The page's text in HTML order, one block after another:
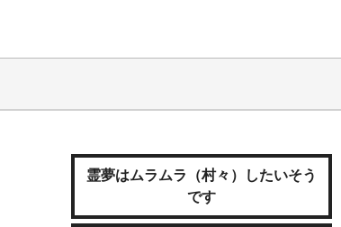
霊夢はムラムラ（村々）したいそう
です